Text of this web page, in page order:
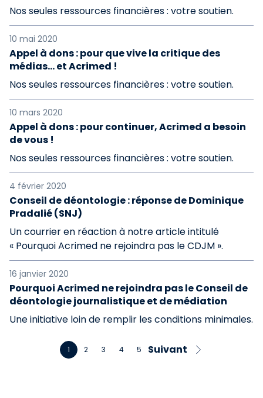
Nos seules ressources financières : votre soutien.
10 mai 2020
Appel à dons : pour que vive la critique des
médias… et Acrimed !
Nos seules ressources financières : votre soutien.
10 mars 2020
Appel à dons : pour continuer, Acrimed a besoin
de vous !
Nos seules ressources financières : votre soutien.
4 février 2020
Conseil de déontologie : réponse de Dominique
Pradalié (SNJ)
Un courrier en réaction à notre article intitulé
« Pourquoi Acrimed ne rejoindra pas le CDJM ».
16 janvier 2020
Pourquoi Acrimed ne rejoindra pas le Conseil de
déontologie journalistique et de médiation
Une initiative loin de remplir les conditions minimales.
1 2 3 4 5 Suivant